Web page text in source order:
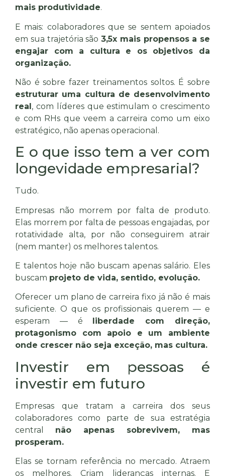
mais produtividade.
E mais: colaboradores que se sentem apoiados
em sua trajetória são 3,5x mais propensos a se
engajar com a cultura e os objetivos da
organização.
Não é sobre fazer treinamentos soltos. É sobre
estruturar uma cultura de desenvolvimento
real, com líderes que estimulam o crescimento
e com RHs que veem a carreira como um eixo
estratégico, não apenas operacional.
E o que isso tem a ver com
longevidade empresarial?
Tudo.
Empresas não morrem por falta de produto.
Elas morrem por falta de pessoas engajadas, por
rotatividade alta, por não conseguirem atrair
(nem manter) os melhores talentos.
E talentos hoje não buscam apenas salário. Eles
buscam projeto de vida, sentido, evolução.
Oferecer um plano de carreira fixo já não é mais
suficiente. O que os profissionais querem — e
esperam — é
liberdade com direção,
protagonismo com apoio e um ambiente
onde crescer não seja exceção, mas cultura.
Investir em pessoas é
investir em futuro
Empresas que tratam a carreira dos seus
colaboradores como parte de sua estratégia
central não apenas sobrevivem, mas
prosperam.
Elas se tornam referência no mercado. Atraem
os melhores. Criam lideranças internas. E